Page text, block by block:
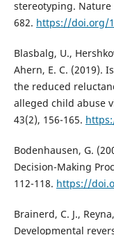
stereotyping. Nature
682. https://doi.org/
Blasbalg, U.,
Ahern, E. C. (2019).
the reduced
alleged child abuse
43(2), 156-165.
Bodenhausen, G.
Decision-Making
112-118. https://
Brainerd, C. J.,
Developmental